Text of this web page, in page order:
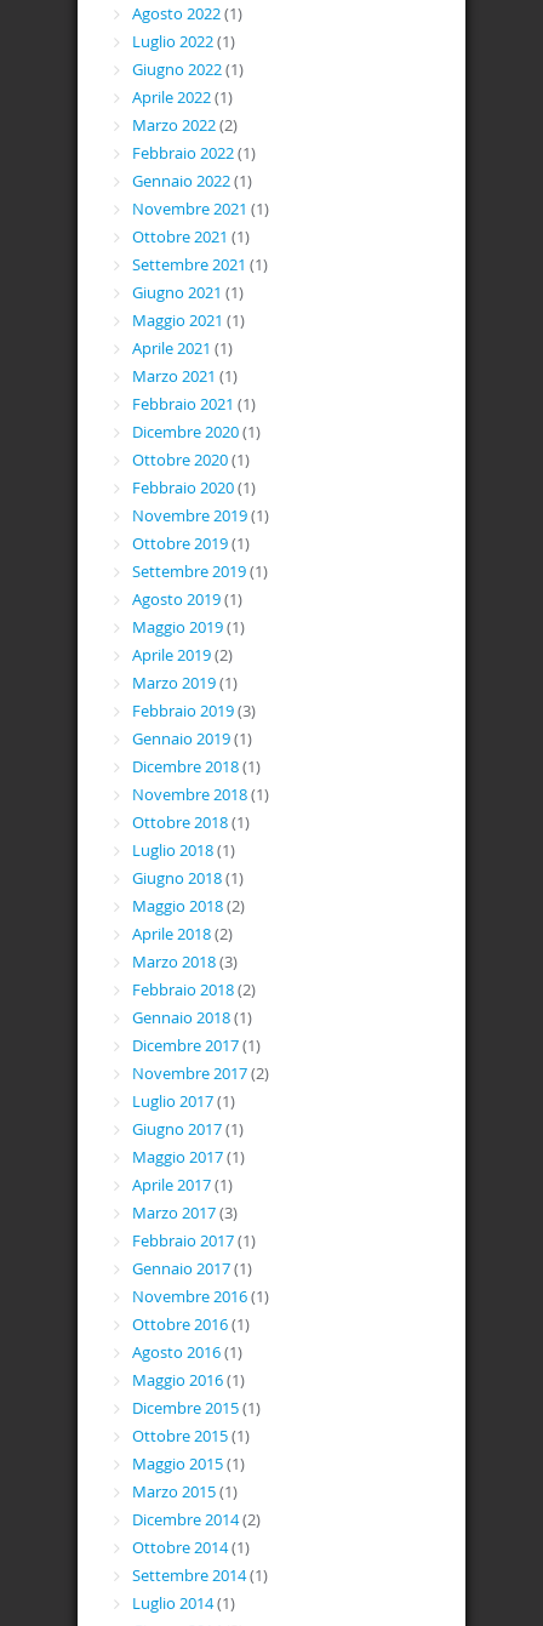
Agosto 2022(1)
Luglio 2022(1)
Giugno 2022(1)
Aprile 2022(1)
Marzo 2022(2)
Febbraio 2022(1)
Gennaio 2022(1)
Novembre 2021 (1)
Ottobre 2021 (1)
Settembre 2021 (1)
Giugno 2021 (1)
Maggio 2021 (1)
Aprile 2021 (1)
Marzo 2021 (1)
Febbraio 2021 (1)
Dicembre 2020(1)
Ottobre 2020(1)
Febbraio 2020(1)
Novembre 2019(1)
Ottobre 2019(1)
Settembre 2019(1)
Agosto 2019(1)
Maggio 2019(1)
Aprile 2019(2)
Marzo 2019(1)
Febbraio 2019(3)
Gennaio 2019(1)
Dicembre 2018(1)
Novembre 2018(1)
Ottobre 2018(1)
Luglio 2018(1)
Giugno 2018(1)
Maggio 2018(2)
Aprile 2018(2)
Marzo 2018(3)
Febbraio 2018(2)
Gennaio 2018(1)
Dicembre 2017(1)
Novembre 2017(2)
Luglio 2017(1)
Giugno 2017(1)
Maggio 2017(1)
Aprile 2017(1)
Marzo 2017(3)
Febbraio 2017(1)
Gennaio 2017(1)
Novembre 2016(1)
Ottobre 2016(1)
Agosto 2016(1)
Maggio 2016(1)
Dicembre 2015(1)
Ottobre 2015(1)
Maggio 2015(1)
Marzo 2015(1)
Dicembre 2014(2)
Ottobre 2014(1)
Settembre 2014(1)
Luglio 2014(1)